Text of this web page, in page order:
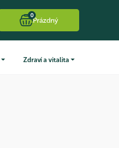
0
Prázdný
Zdraví a vitalita